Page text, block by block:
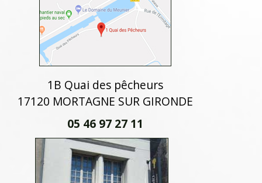
1B Quai des pêcheurs
17120 MORTAGNE SUR GIRONDE
05 46 97 27 11